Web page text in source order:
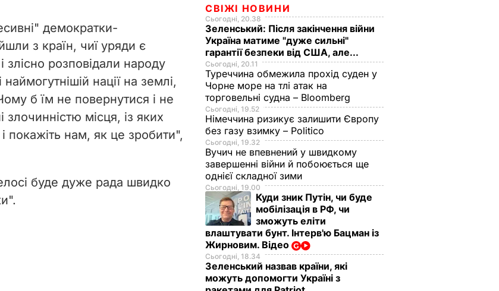
демократки-
з країн, чиї уряди є
розповідали народу
нації на землі,
б їм не повернутися і не
місця, із яких
покажіть нам, як це зробити",
буде дуже рада швидко
СВІЖІ НОВИНИ
Сьогодні, 20.38
Зеленський: Після закінчення війни
Україна матиме "дуже сильні"
гарантії безпеки від США, але...
Сьогодні, 20.11
Туреччина обмежила прохід суден у
Чорне море на тлі атак на
торговельні судна – Bloomberg
Сьогодні, 19.52
Німеччина ризикує залишити Європу
без газу взимку – Politico
Сьогодні, 19.32
Вучич не впевнений у швидкому
завершенні війни й побоюється ще
однієї складної зими
Сьогодні, 19.00
Куди зник Путін, чи буде
мобілізація в РФ, чи
зможуть еліти
влаштувати бунт. Інтерв'ю Бацман із
Жирновим. Відео
Сьогодні, 18.34
Зеленський назвав країни, які
можуть допомогти Україні з